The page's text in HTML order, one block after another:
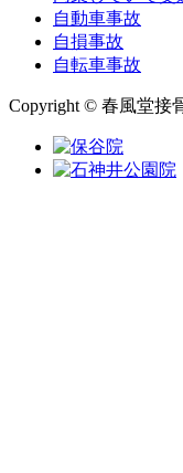
自動車事故
自損事故
自転車事故
Copyright © 春風堂接